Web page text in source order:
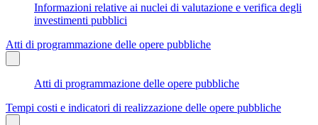
Informazioni relative ai nuclei di valutazione e verifica degli
investimenti pubblici
Atti di programmazione delle opere pubbliche
Atti di programmazione delle opere pubbliche
Tempi costi e indicatori di realizzazione delle opere pubbliche